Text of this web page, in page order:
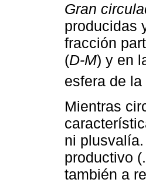
Gran
producidas
fracción
(D-M) y en
esfera de
Mientras
ni
productivo
también a